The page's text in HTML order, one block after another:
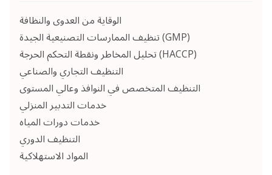
الوقاية من العدوى والنظافة
تنظيف الممارسات التصنيعية الجيدة (GMP)
تحليل المخاطر ونقطة التحكم الحرجة (HACCP)
التنظيف التجاري والصناعي
التنظيف المتخصص في النوافذ وعالي المستوى
خدمات التدبير المنزلي
خدمات دورات المياه
التنظيف الدوري
المواد الاستهلاكية